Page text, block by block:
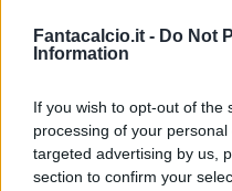
Fantacalcio.it - Do Not
Information
If you wish to opt-out of the
processing of your
targeted advertising by us,
section to confirm your
Il Genoa ha
nella Nazionale
partite nell'Under 17
bastargli per entrare